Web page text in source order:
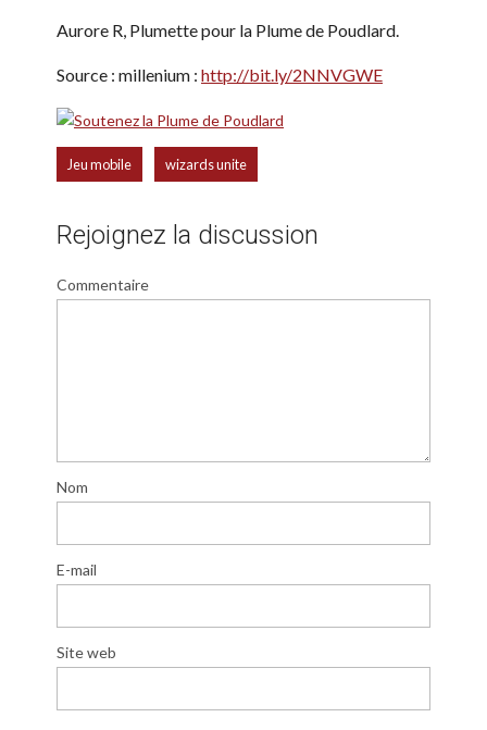
Aurore R, Plumette pour la Plume de Poudlard.
Source : millenium : http://bit.ly/2NNVGWE
Jeu mobile wizards unite
Rejoignez la discussion
Commentaire
Nom
E-mail
Site web